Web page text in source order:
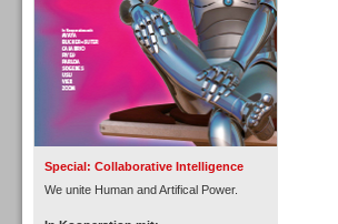
Special: Collaborative Intelligence
We unite Human and Artifical Power.
Inbound